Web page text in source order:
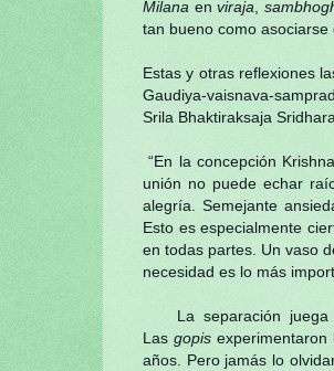
Milana enviraja ,
tan bueno como
Estas y otras reflexiones
Gaudiya-vaisnava-
Srila Bhaktiraksaja
“En la concepción
unión no puede echar
alegría. Semejante
Esto es espe­cialmente
en todas partes. Un vaso
necesidad es lo más
La separación juega
Las gopisexperimentaron
años. Pero jamás lo